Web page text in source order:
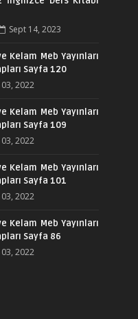
Sept 14, 2023
Kelam Meb Yayınları
Sayfa 120
2022
Kelam Meb Yayınları
Sayfa 109
2022
Kelam Meb Yayınları
Sayfa 101
2022
Kelam Meb Yayınları
Sayfa 86
2022